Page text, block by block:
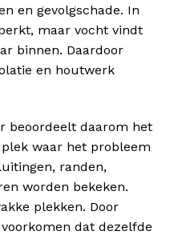
en gevolgschade. In
maar vocht vindt
binnen. Daardoor
en houtwerk
beoordeelt daarom het
waar het probleem
randen,
worden bekeken.
plekken. Door
dat dezelfde